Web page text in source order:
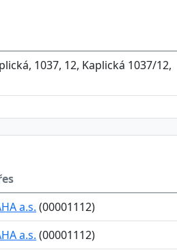
1037, 12, Kaplická 1037/12,
a.s. (00001112)
a.s. (00001112)